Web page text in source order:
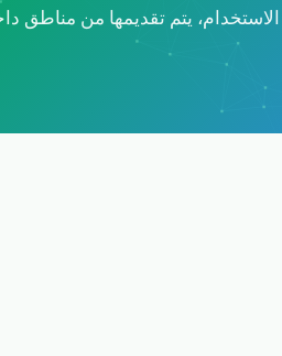
يتم تقديمها من مناطق